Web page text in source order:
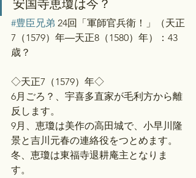
安国寺恵瓊は今？
#豊臣兄弟 24回「軍師官兵衛！」（天正
7（1579）年―天正8（1580）年）：43
歳？
◇天正7（1579）年◇
6月ごろ？、宇喜多直家が毛利方から離
反します。
9月、恵瓊は美作の高田城で、小早川隆
景と吉川元春の連絡役をつとめます。
冬、恵瓊は東福寺退耕庵主となりま
す。